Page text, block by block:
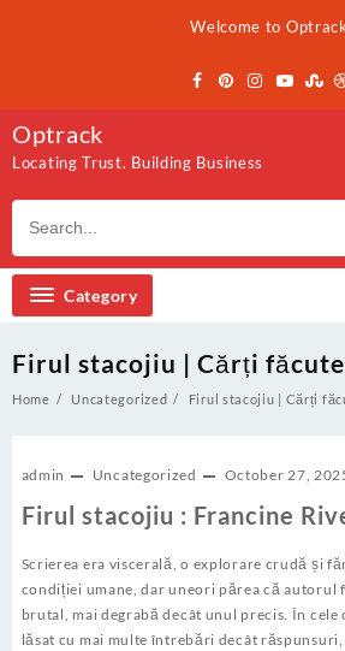
Welcome to
Optrack
Locating Trust. Building Business
Category
Firul stacojiu | Cărți
Home Uncategorized Firul stacojiu | Cărți
admin Uncategorized October 27,
Firul stacojiu : Francine
Scrierea era viscerală, o explorare crudă și
condiției umane, dar uneori părea că autorul
brutal, mai degrabă decât unul precis. În cele
lăsat cu mai multe întrebări decât